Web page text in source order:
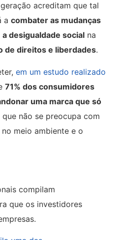
acreditam que tal
a combater as mudanças
a desigualdade social na
de direitos e liberdades.
em um estudo realizado
71% dos consumidores
uma marca que só
que não se preocupa com
meio ambiente e o
compilam
que os investidores